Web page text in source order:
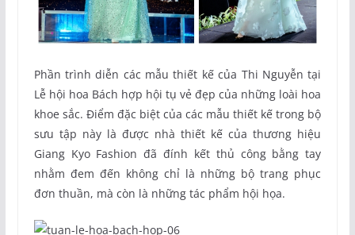
Phần trình diễn các mẫu thiết kế của Thi Nguyễn tại
Lễ hội hoa Bách hợp hội tụ vẻ đẹp của những loài hoa
khoe sắc. Điểm đặc biệt của các mẫu thiết kế trong bộ
sưu tập này là được nhà thiết kế của thương hiệu
Giang Kyo Fashion đã đính kết thủ công bằng tay
nhằm đem đến không chỉ là những bộ trang phục
đơn thuần, mà còn là những tác phẩm hội họa.